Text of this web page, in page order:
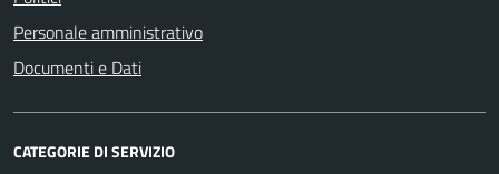
Personale amministrativo
Documenti e Dati
CATEGORIE DI SERVIZIO